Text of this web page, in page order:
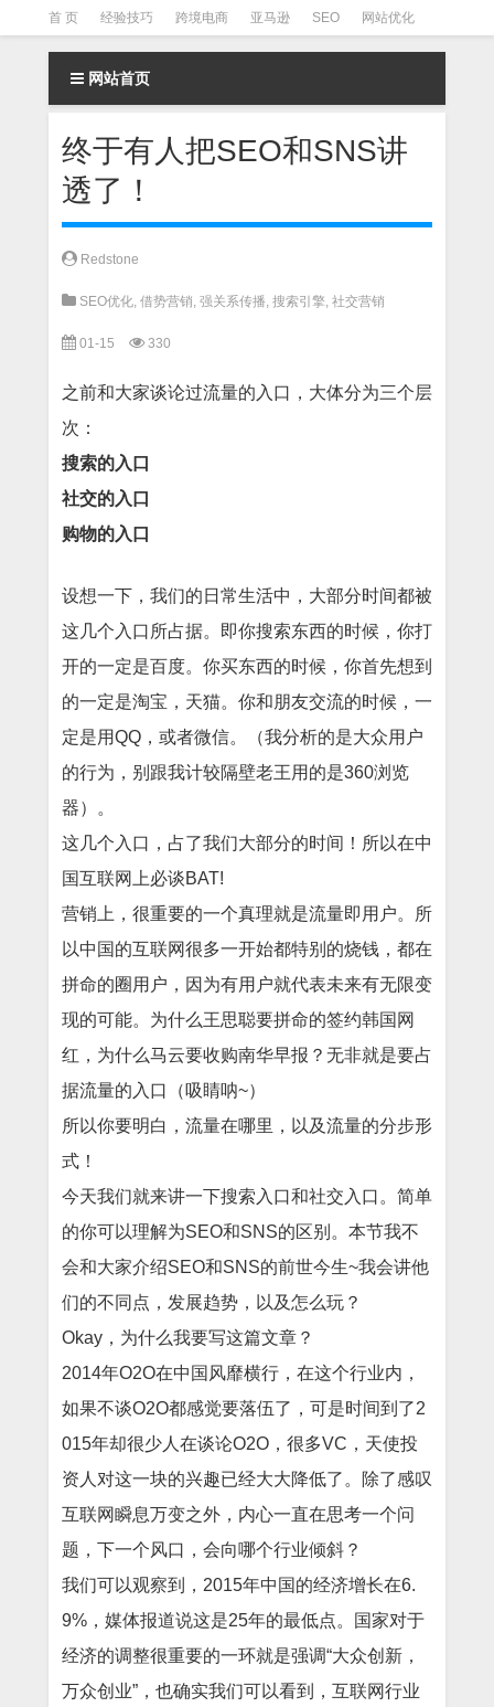
首 页 经验技巧 跨境电商 亚马逊 SEO 网站优化
Facebook营销 Facebook广告 facebook营销技巧
instagram营销
网站首页
终于有人把SEO和SNS讲
透了！
Redstone
SEO优化, 借势营销, 强关系传播, 搜索引擎, 社交营销
01-15 330
之前和大家谈论过流量的入口，大体分为三个层
次：
搜索的入口
社交的入口
购物的入口
设想一下，我们的日常生活中，大部分时间都被
这几个入口所占据。即你搜索东西的时候，你打
开的一定是百度。你买东西的时候，你首先想到
的一定是淘宝，天猫。你和朋友交流的时候，一
定是用QQ，或者微信。（我分析的是大众用户
的行为，别跟我计较隔壁老王用的是360浏览
器）。
这几个入口，占了我们大部分的时间！所以在中
国互联网上必谈BAT!
营销上，很重要的一个真理就是流量即用户。所
以中国的互联网很多一开始都特别的烧钱，都在
拼命的圈用户，因为有用户就代表未来有无限变
现的可能。为什么王思聪要拼命的签约韩国网
红，为什么马云要收购南华早报？无非就是要占
据流量的入口（吸睛呐~）
所以你要明白，流量在哪里，以及流量的分步形
式！
今天我们就来讲一下搜索入口和社交入口。简单
的你可以理解为SEO和SNS的区别。本节我不
会和大家介绍SEO和SNS的前世今生~我会讲他
们的不同点，发展趋势，以及怎么玩？
Okay，为什么我要写这篇文章？
2014年O2O在中国风靡横行，在这个行业内，
如果不谈O2O都感觉要落伍了，可是时间到了2
015年却很少人在谈论O2O，很多VC，天使投
资人对这一块的兴趣已经大大降低了。除了感叹
互联网瞬息万变之外，内心一直在思考一个问
题，下一个风口，会向哪个行业倾斜？
我们可以观察到，2015年中国的经济增长在6.
9%，媒体报道说这是25年的最低点。国家对于
经济的调整很重要的一环就是强调“大众创新，
万众创业”，也确实我们可以看到，互联网行业